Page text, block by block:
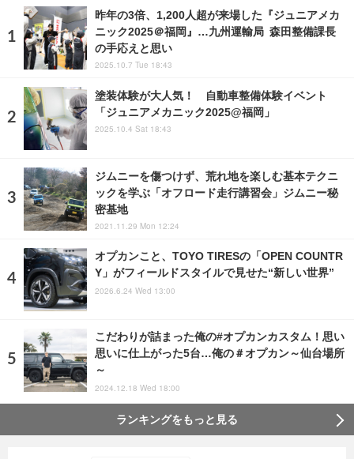
昨年の3倍、1,200人超が来場した『ジュニアメカ
ニック2025＠福岡』…九州運輸局 森田整備課長
の手応えと思い
2025.10.7 Tue 18:43
塗装体験が大人気！ 自動車整備体験イベント
「ジュニアメカニック2025@福岡」
2025.10.4 Sat 18:43
ジムニーを傷つけず、荒れ地を楽しむ基本テクニ
ックを学ぶ「オフロード走行講習会」ジムニー秘
密基地
2021.11.29 Mon 12:24
オプカンこと、TOYO TIRESの「OPEN COUNTR
Y」がフィールドスタイルで見せた“新しい世界”
2026.6.24 Wed 13:00
こだわりが詰まった俺の#オプカンカスタム！思い
思いに仕上がった5台…俺の＃オプカン～仙台場所
～
2024.12.18 Wed 18:00
ランキングをもっと見る